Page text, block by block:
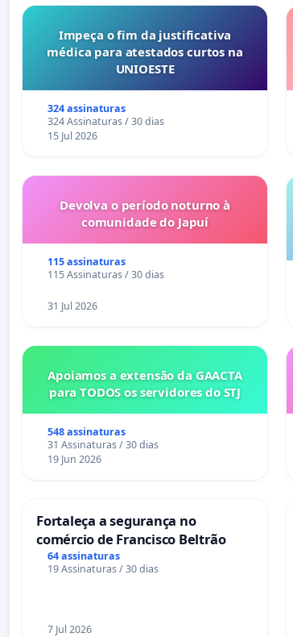
Impeça o fim da justificativa
médica para atestados curtos na
UNIOESTE
324 assinaturas
324 Assinaturas / 30 dias
15 Jul 2026
Devolva o período noturno à
comunidade do Japuí
115 assinaturas
115 Assinaturas / 30 dias
31 Jul 2026
Apoiamos a extensão da GAACTA
para TODOS os servidores do STJ
548 assinaturas
31 Assinaturas / 30 dias
19 Jun 2026
Fortaleça a segurança no
comércio de Francisco Beltrão
64 assinaturas
19 Assinaturas / 30 dias
7 Jul 2026